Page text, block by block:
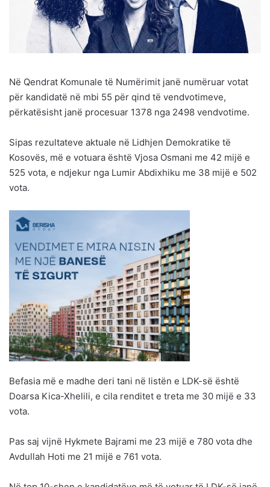
Në Qendrat Komunale të Numërimit janë numëruar votat
për kandidatë në mbi 55 për qind të vendvotimeve,
përkatësisht janë procesuar 1378 nga 2498 vendvotime.
Sipas rezultateve aktuale në Lidhjen Demokratike të
Kosovës, më e votuara është Vjosa Osmani me 42 mijë e
525 vota, e ndjekur nga Lumir Abdixhiku me 38 mijë e 502
vota.
Befasia më e madhe deri tani në listën e LDK-së është
Doarsa Kica-Xhelili, e cila renditet e treta me 30 mijë e 33
vota.
Pas saj vijnë Hykmete Bajrami me 23 mijë e 780 vota dhe
Avdullah Hoti me 21 mijë e 761 vota.